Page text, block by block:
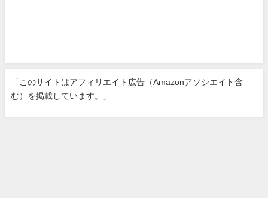
「このサイトはアフィリエイト広告（Amazonアソシエイト含
む）を掲載しています。」